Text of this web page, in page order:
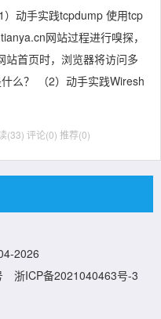
动手实践tcpdump 使用tcp
网站过程进行嗅探，
站首页时，浏览器将访问多
么？ （2）动手实践Wiresh
(33) 评论(0) 推荐(0)
2026
浙ICP备2021040463号-3